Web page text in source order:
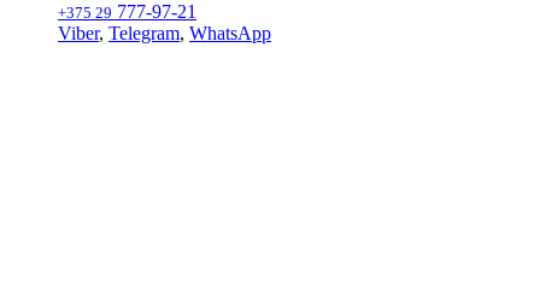
+375 29 777-97-21
Viber, Telegram, WhatsApp